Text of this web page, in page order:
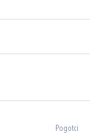
Pogotci